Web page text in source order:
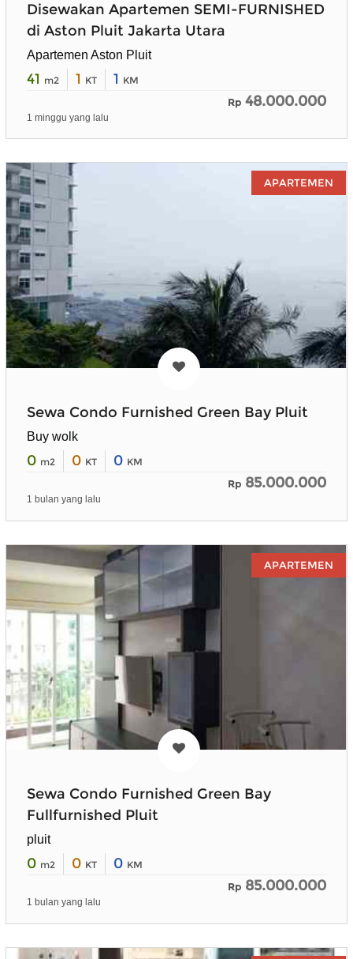
Disewakan Apartemen SEMI-FURNISHED
di Aston Pluit Jakarta Utara
Apartemen Aston Pluit
41 m2 1 KT 1 KM
Rp 48.000.000
1 minggu yang lalu
APARTEMEN
Sewa Condo Furnished Green Bay Pluit
Buy wolk
0 m2 0 KT 0 KM
Rp 85.000.000
1 bulan yang lalu
APARTEMEN
Sewa Condo Furnished Green Bay
Fullfurnished Pluit
pluit
0 m2 0 KT 0 KM
Rp 85.000.000
1 bulan yang lalu